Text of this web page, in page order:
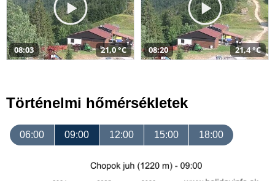
08:03 21,0 °C 08:20 21,4 °C
Történelmi hőmérsékletek
06:00 09:00 12:00 15:00 18:00